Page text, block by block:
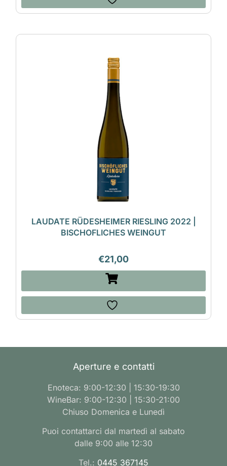
LAUDATE RÜDESHEIMER RIESLING 2022 |
BISCHOFLICHES WEINGUT
€21,00
Aperture e contatti
Enoteca: 9:00-12:30 | 15:30-19:30
WineBar: 9:00-12:30 | 15:30-21:00
Chiuso Domenica e Lunedì
Puoi contattarci dal martedì al sabato
dalle 9:00 alle 12:30
Tel.: 0445 367145